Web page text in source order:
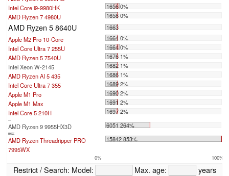
Intel Core i9-9980HK
1656 0%
AMD Ryzen 7 4980U
1658 0%
AMD Ryzen 5 8640U
1663
Apple M2 Pro 10-Core
1664 0%
Intel Core Ultra 7 255U
1664 0%
AMD Ryzen 5 7540U
1676 1%
Intel Xeon W-2145
1682 1%
AMD Ryzen AI 5 435
1686 1%
Intel Core Ultra 7 355
1689 2%
Apple M1 Pro
1690 2%
Apple M1 Max
1691 2%
Intel Core 5 210H
1697 2%
...
AMD Ryzen 9 9955HX3D 6051 264%
max:
AMD Ryzen Threadripper PRO
7995WX
15842 853%
0% 100%
Restrict / Search: Model: Max. age:
years